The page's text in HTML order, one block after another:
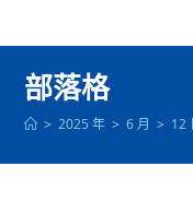
部落格
> 2025 年 > 6 月 > 12